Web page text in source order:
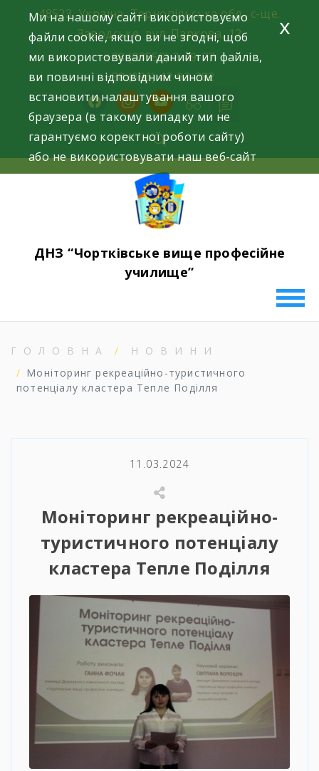
content
48523, Україна, Тернопільська обл., с-ще.
Заводське, вул. Паркова, 12
+38 (03552) 2-49-77
+38 (096) 42-93-282
facebookinstagramyoutube
ДНЗ “Чортківське вище професійне
училище”
ГОЛОВНА
НОВИНИ
Моніторинг рекреаційно-туристичного
потенціалу кластера Тепле Поділля
11.03.2024
Моніторинг рекреаційно-
туристичного потенціалу
кластера Тепле Поділля
Ми на нашому сайті використовуємо
файли cookie, якщо ви не згодні, щоб
ми використовували даний тип файлів,
ви повинні відповідним чином
встановити налаштування вашого
браузера (в такому випадку ми не
гарантуємо коректної роботи сайту)
або не використовувати наш веб-сайт
x